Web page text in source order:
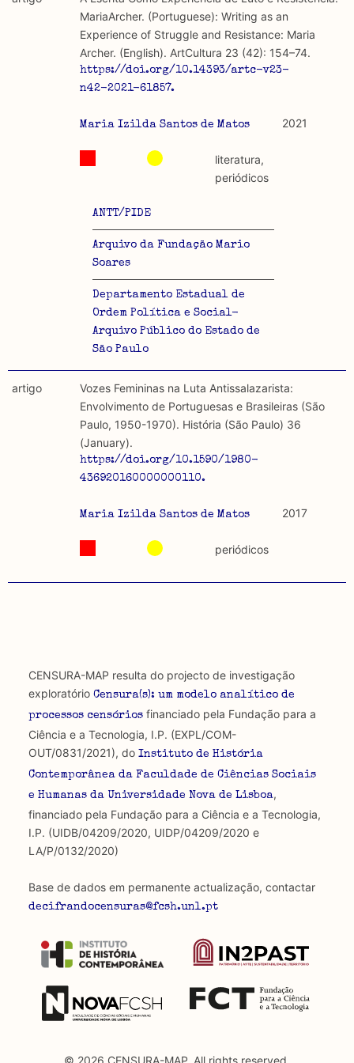
académicos.
Limitações
A lista procura incluir as publicações mais relevantes
produzidos até 2022, contudo não foi possível ter acesso
discurso e uso da liberdade de expressão. Trata-se de
uma censura que é omnipresente, dado que é
constitutiva do próprio acto de fala.
Regulatória e Constitutiva : são combinadas ambas
abordagens.
Tipo investigação realizada
Teórica
Combinação teórico-empírica
.csv para importação em programas de folha de cálculo
MariaArcher. (Portuguese): Writing as an
Experience of Struggle and Resistance: Maria
Archer. (English). ArtCultura 23 (42): 154–74.
https://doi.org/10.14393/artc-v23-
n42-2021-61857.
Maria Izilda Santos de Matos 2021
ANTT/PIDE
Arquivo da Fundação Mario
Soares
Departamento Estadual de
Ordem Política e Social-
Arquivo Público do Estado de
São Paulo
literatura,
periódicos
artigo
Vozes Femininas na Luta Antissalazarista:
Envolvimento de Portuguesas e Brasileiras (São
Paulo, 1950-1970). História (São Paulo) 36
(January).
https://doi.org/10.1590/1980-
436920160000000110.
Maria Izilda Santos de Matos 2017
periódicos
CENSURA-MAP resulta do projecto de investigação
exploratório Censura(s): um modelo analítico de
processos censóriosfinanciado pela Fundação para a
Ciência e a Tecnologia, I.P. (EXPL/COM-
OUT/0831/2021), do Instituto de História
Contemporânea da Faculdade de Ciências Sociais
e Humanas da Universidade Nova de Lisboa,
financiado pela Fundação para a Ciência e a Tecnologia,
I.P. (UIDB/04209/2020, UIDP/04209/2020 e
LA/P/0132/2020)
Base de dados em permanente actualização, contactar
decifrandocensuras@fcsh.unl.pt